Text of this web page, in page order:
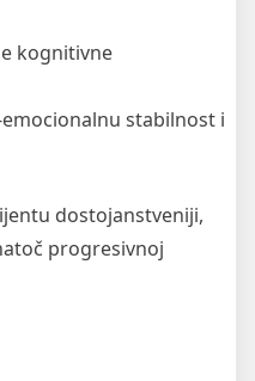
kognitivne
stabilnost i
dostojanstveniji,
progresivnoj